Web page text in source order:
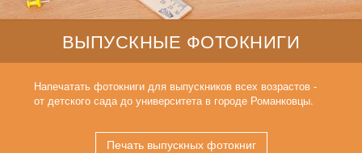
ВЫПУСКНЫЕ ФОТОКНИГИ
Напечатать фотокниги для выпускников всех возрастов -
от детского сада до университета в городе Романковцы.
Печать выпускных фотокниг